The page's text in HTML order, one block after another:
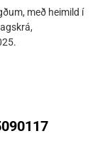
með heimild í